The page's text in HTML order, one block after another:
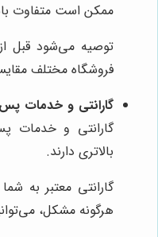
ممکن است متفاوت
توصیه می‌شود قبل
فروشگاه مختلف
گارانتی و خدمات
گارانتی و خدمات
بالاتری دارند.
گارانتی معتبر به
هرگونه مشکل،